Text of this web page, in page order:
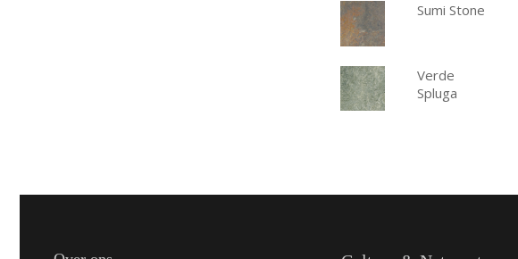
Sumi Stone
Verde
Spluga